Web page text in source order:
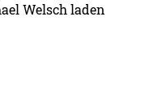
Welsch laden